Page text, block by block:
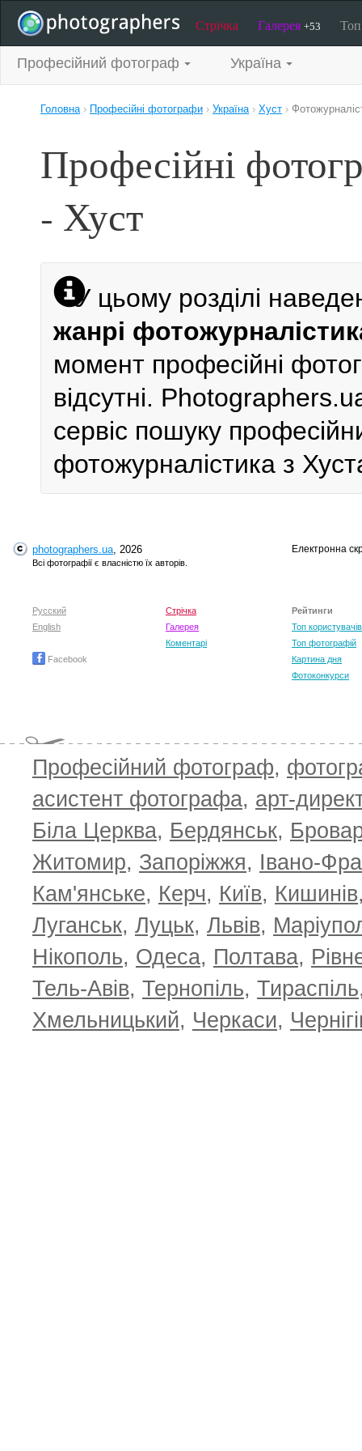
Стрічка Галерея +53
Професійний фотограф Україна
Головна› Професійні фотографи › Україна› Хуст ›
Професійні
- Хуст
У цьому розділі
жанрі
момент професійні
відсутні.
сервіс пошуку
фотожурналістика з
photographers.ua, 2026
Всі фотографії є власністю їх авторів.
Електронна
Русский
English
Facebook
Стрічка
Галерея
Коментарі
Рейтинги
Топ користувачів
Топ фотографій
Картина дня
Фотоконкурси
Професійний фотограф,
асистент фотографа, арт-
Біла Церква, Бердянськ,
Житомир, Запоріжжя, Івано-
Кам'янське, Керч, Київ, Кишинів
Луганськ, Луцьк, Львів,
Нікополь, Одеса, Полтава,
Тель-Авів, Тернопіль, Тираспіль
Хмельницький, Черкаси,